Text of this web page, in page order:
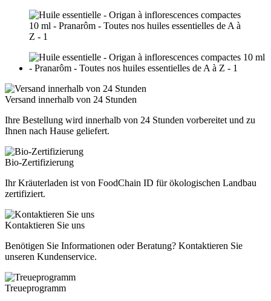
Versand innerhalb von 24 Stunden
Ihre Bestellung wird innerhalb von 24 Stunden vorbereitet und zu
Ihnen nach Hause geliefert.
Bio-Zertifizierung
Ihr Kräuterladen ist von FoodChain ID für ökologischen Landbau
zertifiziert.
Kontaktieren Sie uns
Benötigen Sie Informationen oder Beratung? Kontaktieren Sie
unseren Kundenservice.
Treueprogramm